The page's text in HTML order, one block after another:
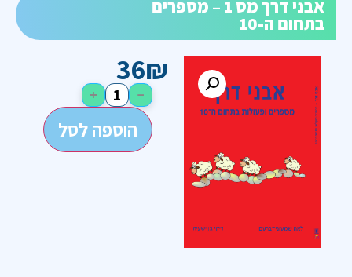
אבני דרך מס 1 – מספרים
בתחום ה-10
36₪
−
+
הוספה לסל